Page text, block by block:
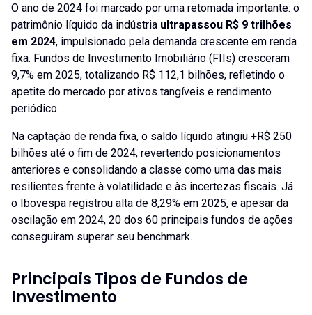
O ano de 2024 foi marcado por uma retomada importante: o
patrimônio líquido da indústria ultrapassou R$ 9 trilhões
em 2024, impulsionado pela demanda crescente em renda
fixa. Fundos de Investimento Imobiliário (FIIs) cresceram
9,7% em 2025, totalizando R$ 112,1 bilhões, refletindo o
apetite do mercado por ativos tangíveis e rendimento
periódico.
Na captação de renda fixa, o saldo líquido atingiu +R$ 250
bilhões até o fim de 2024, revertendo posicionamentos
anteriores e consolidando a classe como uma das mais
resilientes frente à volatilidade e às incertezas fiscais. Já
o Ibovespa registrou alta de 8,29% em 2025, e apesar da
oscilação em 2024, 20 dos 60 principais fundos de ações
conseguiram superar seu benchmark.
Principais Tipos de Fundos de
Investimento